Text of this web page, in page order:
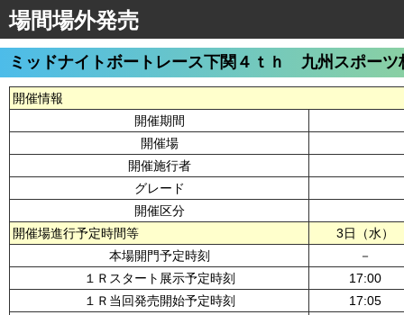
場間場外発売
ミッドナイトボートレース下関４ｔｈ 九州スポーツ
開催情報
開催期間
開催場
開催施行者
グレード
開催区分
開催場進行予定時間等
3日（水）
本場開門予定時刻
－
１Ｒスタート展示予定時刻
17:00
１Ｒ当回発売開始予定時刻
17:05